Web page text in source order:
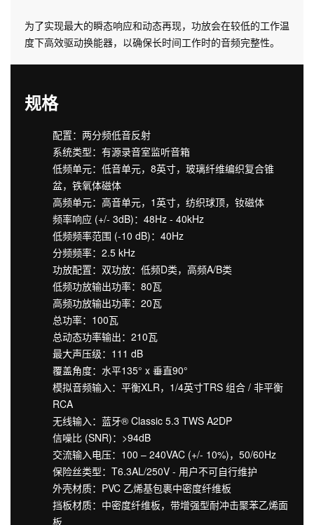
为了实现最大的瞬态响应和动态再现，功放会在较低的工作温
度下高效驱动换能器，以确保长时间工作时的音频完整性。
规格
配置：两分频低音反射
系统类型：有源录音室监听音箱
低频单元：低音单元，8英寸，玻璃纤维编织复合锥
盆，铁氧体磁体
高频单元：高音单元，1英寸，纺织球顶，钕磁体
频率响应 (+/- 3dB)：48Hz - 40kHz
低频频率范围 (-10 dB)：40Hz
分频频率：2.5 kHz
功放配置：双功放：低频D类，高频A/B类
低频功放输出功率：80瓦
高频功放输出功率：20瓦
总功率：100瓦
总动态功率输出：210瓦
最大声压级：111 dB
覆盖角度：水平135° x 垂直90°
模拟音频输入：平衡XLR，1/4英寸TRS 组合 / 非平衡
RCA
无线输入：蓝牙® Classic 5.3 TWS A2DP
信噪比 (SNR)：>94dB
交流输入电压：100 – 240VAC (+/- 10%)，50/60Hz
保险丝类型：T6.3AL/250V - 用户不可自行维护
外壳材质：PVC 乙烯基包裹中密度纤维板
挡板材质：中密度纤维板，带增强型耐冲击聚苯乙烯面
板